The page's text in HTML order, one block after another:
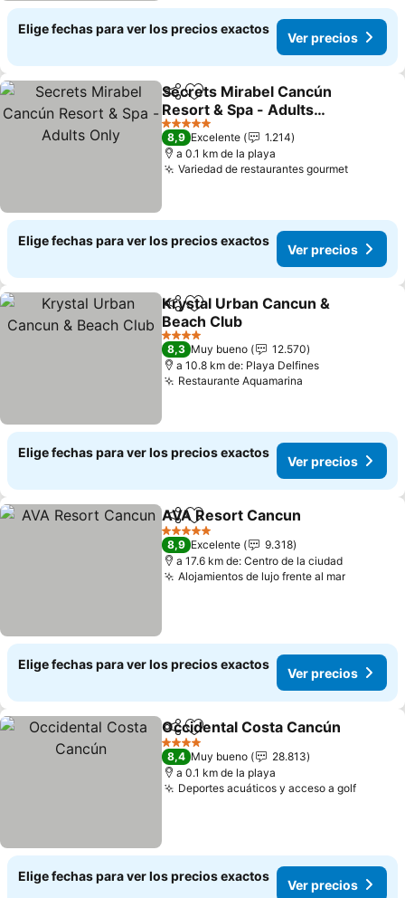
Elige fechas para ver los precios exactos
Ver precios
CompartirAgregar a favoritos
Secrets Mirabel Cancún
Resort & Spa - Adults
Only
Ver precios
5 Estrellas
8,9 Excelente
1.214
a 0.1 km de la playa
Variedad de restaurantes gourmetVer
Elige fechas para ver los precios exactos
Ver precios
CompartirAgregar a favoritos
Krystal Urban Cancun &
Beach Club
Ver precios
4 Estrellas
8,3 Muy bueno
12.570
a 10.8 km de: Playa Delfines
Restaurante Aquamarina
Elige fechas para ver los precios exactos
Ver precios
CompartirAgregar a favoritos
AVA Resort Cancun
5 Estrellas
8,9 Excelente
9.318
a 17.6 km de: Centro de la ciudad
Alojamientos de lujo frente al marVer
Elige fechas para ver los precios exactos
Ver precios
CompartirAgregar a favoritos
Occidental Costa Cancún
4 Estrellas
8,4 Muy bueno
28.813
a 0.1 km de la playa
Deportes acuáticos y acceso a golfVer
Elige fechas para ver los precios exactos
Ver precios